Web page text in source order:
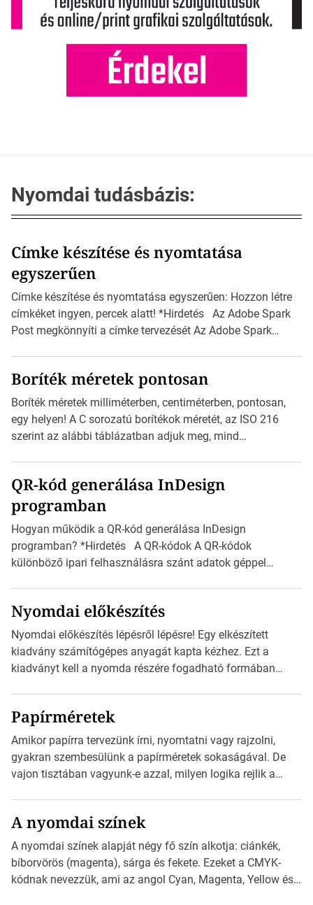
Nyomdai tudásbázis:
Címke készítése és nyomtatása
egyszerűen
Címke készítése és nyomtatása egyszerűen: Hozzon létre
címkéket ingyen, percek alatt! *Hirdetés Az Adobe Spark
Post megkönnyíti a címke tervezését Az Adobe Spark
igazán foroghatnak a kreatív fogaskerekek, miközben
zajlik a saját címke készítése. Hogyan készítsünk címkét?
Válasszon méretet és alakot: Válassza ki a kívánt címke
méretét. Akár néhány […]
Boríték méretek pontosan
Boríték méretek milliméterben, centiméterben, pontosan,
egy helyen! A C sorozatú borítékok méretét, az ISO 216
szerint az alábbi táblázatban adjuk meg, mind
mutatja az A4-es papírlaphoz viszonyítva. Az amerikai és
észak-amerikai boríték méretére az ISO 216 nem
vonatkozik. Boríték méretének táblázata C0-tól […]
QR-kód generálása InDesign
programban
Hogyan működik a QR-kód generálása InDesign
programban? *Hirdetés A QR-kódok A QR-kódok
különböző ipari felhasználásra szánt adatok géppel
okostelefonjára telepíthet egy QR-kód-leolvasó
alkalmazást, ami leolvasni és dekódolni képes az URL-
információt és átirányítja a telefon böngészőjét a cég
weblapjára. A QR-kód beolvasása után a felhasználó
Nyomdai előkészítés
Nyomdai előkészítés lépésről lépésre! Egy elkészített
kiadvány számítógépes anyagát kapta kézhez. Ezt a
kiadványt kell a nyomda részére fogadható formában
Illustratorban készült vektorgrafika. *Hirdetés Minden
esetben konzultáljunk a nyomdával, mielőtt elkezdjük a
nyomdai előkészítést!Nehogy az elkészült munka után
derüljön ki, hogy valamit másképp kellett volna csinálni! […]
Papírméretek
Amikor papírra tervezünk írni, nyomtatni vagy rajzolni,
gyakran szembesülünk a papírméretek sokaságával. De
vajon tisztában vagyunk-e azzal, milyen logika rejlik a
*Hirdetés Ebben a cikkben a papírméretek izgalmas
világába kalauzolunk el téged, hogy jobban megértsd,
milyen szempontok alapján érdemes választanod a
jövőben. Bevezetés a papírméretek világába A […]
A nyomdai színek
A nyomdai színek alapját négy fő szín alkotja: ciánkék,
bíborvörös (magenta), sárga és fekete. Ezeket a CMYK-
kódnak nevezzük, ami az angol Cyan, Magenta, Yellow és